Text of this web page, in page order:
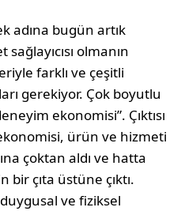
adına bugün artık
olmanın
farklı ve çeşitli
gerekiyor. Çok boyutlu
ekonomisi”. Çıktısı
ürün ve hizmeti
çoktan aldı ve hatta
çıta üstüne çıktı.
ve fiziksel